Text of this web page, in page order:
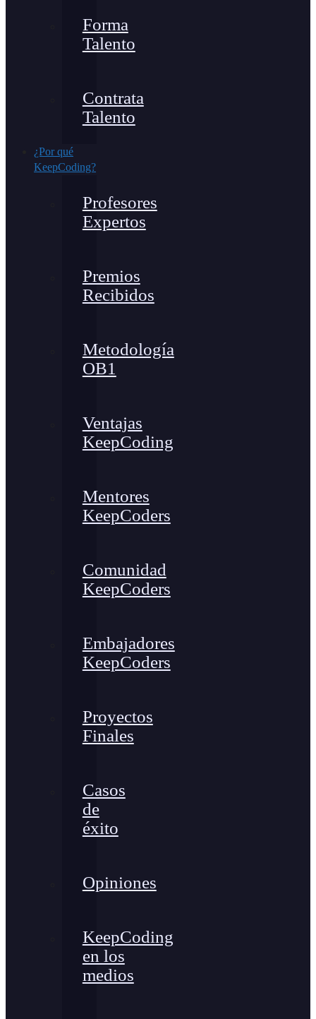
Forma
Talento
Contrata
Talento
¿Por qué
KeepCoding?
Profesores
Expertos
Premios
Recibidos
Metodología
OB1
Ventajas
KeepCoding
Mentores
KeepCoders
Comunidad
KeepCoders
Embajadores
KeepCoders
Proyectos
Finales
Casos
de
éxito
Opiniones
KeepCoding
en los
medios